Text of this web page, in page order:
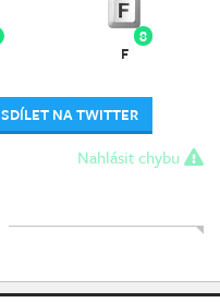
8
F
SDÍLET NA TWITTER
Nahlásit chybu